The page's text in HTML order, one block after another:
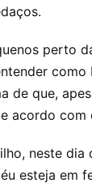
perto
como
de que,
acordo com
neste dia
esteja em